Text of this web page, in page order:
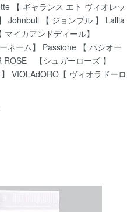
【 ギャランス エト ヴィオレッ
Johnbull 【 ジョンブル 】 Lallia
イカアンドディール】
ネーム】 Passione 【 パシオー
ROSE 【シュガーローズ 】
VIOLAdORO【 ヴィオラドーロ